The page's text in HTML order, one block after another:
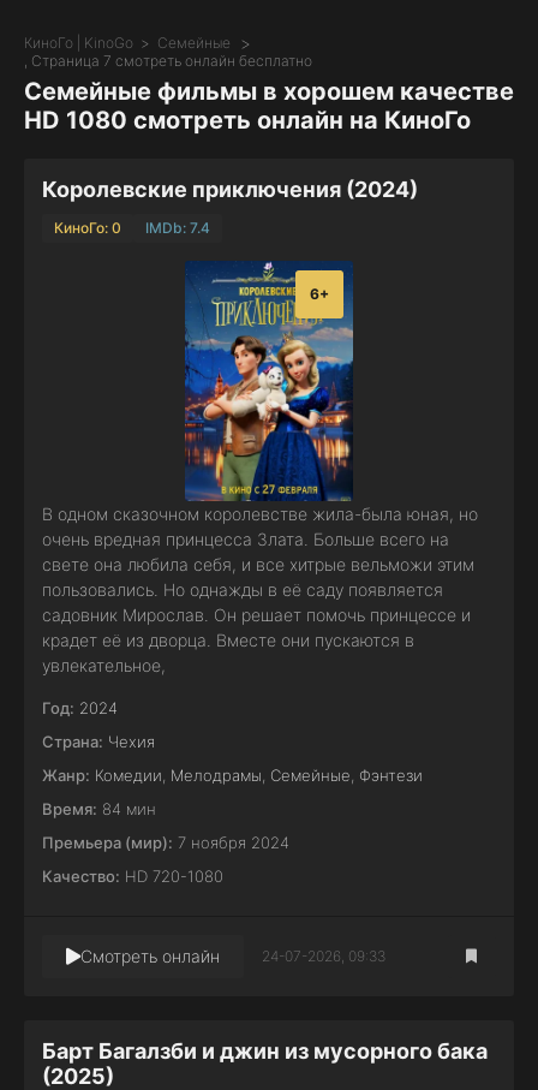
КиноГо | KinoGo
Семейные
, Страница 7 смотреть онлайн бесплатно
Семейные фильмы в хорошем качестве
HD 1080 смотреть онлайн на КиноГо
Королевские приключения (2024)
КиноГо: 0 IMDb: 7.4
6+
В одном сказочном королевстве жила-была юная, но
очень вредная принцесса Злата. Больше всего на
свете она любила себя, и все хитрые вельможи этим
пользовались. Но однажды в её саду появляется
садовник Мирослав. Он решает помочь принцессе и
крадет её из дворца. Вместе они пускаются в
увлекательное,
Год: 2024
Страна: Чехия
Жанр: Комедии Мелодрамы Семейные Фэнтези
Время: 84 мин
Премьера (мир): 7 ноября 2024
Качество: HD 720-1080
Смотреть онлайн 24-07-2026, 09:33
Барт Багалзби и джин из мусорного бака
(2025)